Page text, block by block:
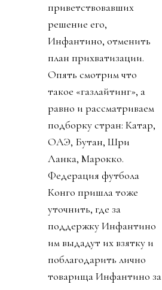
приветствовавших
решение его,
Инфантино, отменить
план прихватизации.
Опять смотрим что
такое «газлайтинг», а
равно и рассматриваем
подборку стран: Катар,
ОАЭ, Бутан, Шри
Ланка, Марокко.
Федерация футбола
Конго пришла тоже
уточнить, где за
поддержку Инфантино
им выдадут их взятку и
поблагодарить лично
товарища Инфантино за